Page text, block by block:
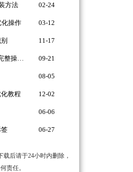
方法 02-24
化操作 03-12
11-17
google Chrome浏览器企业版下载安装包完整操作方法 09-21
08-05
教程 12-02
06-06
06-27
后请于24小时内删除，
责任。